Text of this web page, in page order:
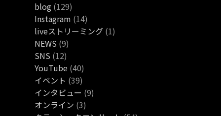
blog (129)
Instagram (14)
liveストリーミング (1)
NEWS (9)
SNS (12)
YouTube (40)
イベント (39)
インタビュー (9)
オンライン (3)